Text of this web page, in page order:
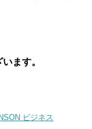
ます。
ビジネス